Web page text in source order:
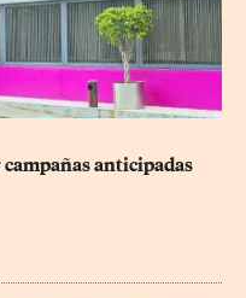
campañas anticipadas